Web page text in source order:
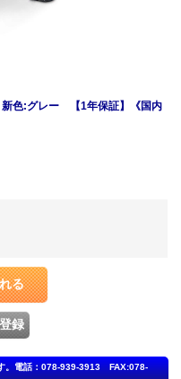
色:グレー 【1年保証】《国内